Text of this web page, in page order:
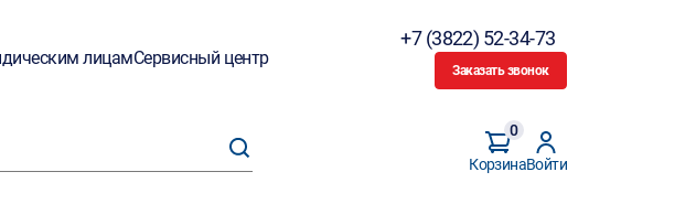
лицамСервисный центр
+7 (3822) 52-34-73
Заказать звонок
Корзина
0
Войти